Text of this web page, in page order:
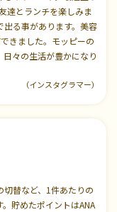
達とランチを楽しみま
出る事があります。美容
きました。モッピーの
々の生活が豊かになり
（インスタグラマー）
切替など、1件あたりの
貯めたポイントはANA